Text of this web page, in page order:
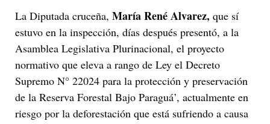
La Diputada cruceña, María René Alvarez, que sí
estuvo en la inspección, días después presentó, a la
Asamblea Legislativa Plurinacional, el proyecto
normativo que eleva a rango de Ley el Decreto
Supremo N° 22024 para la protección y preservación
de la Reserva Forestal Bajo Paraguá’, actualmente en
riesgo por la deforestación que está sufriendo a causa